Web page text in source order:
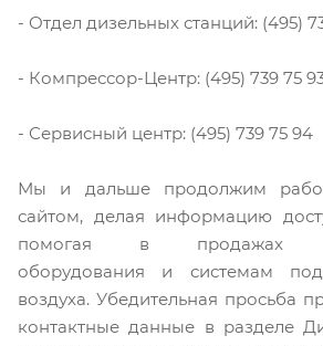
- Отдел дизельных станций: (495)
- Компрессор-Центр: (495) 739 75
- Сервисный центр: (495) 739 75 94
Мы и дальше продолжим
сайтом, делая информацию
помогая в продажах
оборудования и системам
воздуха. Убедительная просьба
контактные данные в разделе